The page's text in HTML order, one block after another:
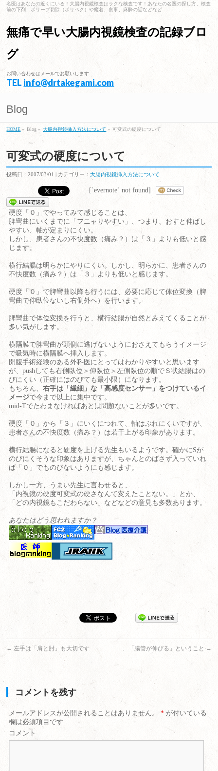
名医はあなたの近くにいる！大腸内視鏡検査はラクな検査です！あなたの名医の探し方、検査
前の下剤、ポリープ切除（ポリペク）や癒着、食事、麻酔の話などなど
無痛で早い大腸内視鏡検査の記録ブロ
グ
お問い合わせはメールでお願いします
TEL info@drtakegami.com
Blog
HOME » Blog » 大腸内視鏡挿入方法について » 可変式の硬度について
可変式の硬度について
投稿日：2007/03/01 | カテゴリー：大腸内視鏡挿入方法について
[`evernote` not found]
硬度「０」でやってみて感じることは、
脾彎曲にいくまでに「フニャりやすい」、つまり、おすと伸ばし
やすい、軸が定まりにくい。
しかし、患者さんの不快度数（痛み？）は「３」よりも低いと感
じます。
横行結腸は明らかにやりにくい。しかし、明らかに、患者さんの
不快度数（痛み？）は「３」よりも低いと感じます。
硬度「０」で脾彎曲以降も行うには、必要に応じて体位変換（脾
彎曲で仰臥位ないし右側外へ）を行います。
脾彎曲で体位変換を行うと、横行結腸が自然とみえてくることが
多い気がします。
横隔膜で脾彎曲が頭側に逃げないようにおさえてもらうイメージ
で吸気時に横隔膜へ挿入します。
開腹手術経験のある外科医にとってはわかりやすいと思います
が、push しても右側臥位＞仰臥位＞左側臥位の順でＳ状結腸はの
びにくい（正確にはのびても最小限）になります。
もちろん、右手は「繊細」な「高感度センサー」をつけているイ
メージで今まで以上に集中です。
mid-Tでたわまなければあとは問題ないことが多いです。
硬度「０」から「３」にいくにつれて、軸はぶれにくいですが、
患者さんの不快度数（痛み？）は若干上がる印象があります。
横行結腸になると硬度を上げる先生もいるようです。確かにSが
のびにくそうな印象はありますが、ちゃんとのばさず入っていれ
ば「０」でものびないようにも感じます。
しかし一方、うまい先生に言わせると、
「内視鏡の硬度可変式の硬さなんて変えたことない。」とか、
「どの内視鏡もこだわらない」などなどの意見も多数あります。
あなたはどう思われますか？
← 左手は「肩と肘」も大切です 「腸管が伸びる」ということ→
コメントを残す
メールアドレスが公開されることはありません。 * が付いている
欄は必須項目です
コメント